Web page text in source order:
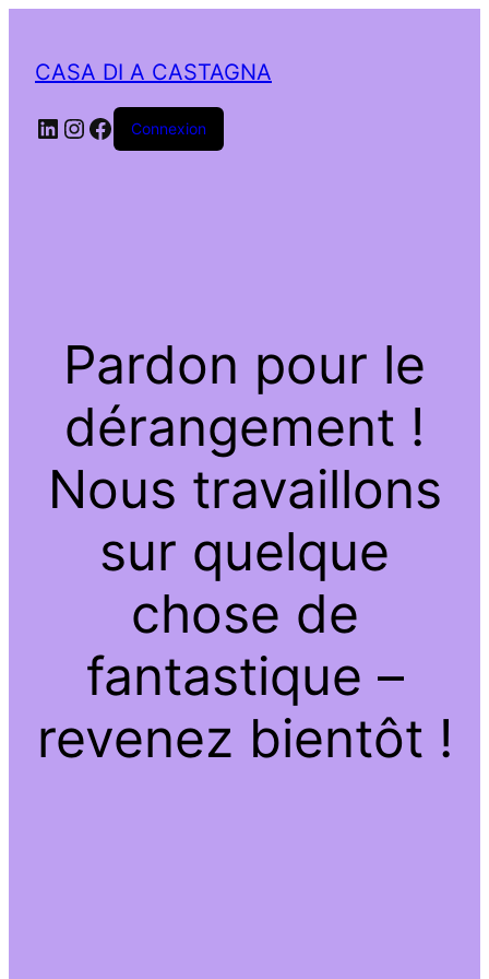
CASA DI A CASTAGNA
LinkedIn
Instagram
Facebook
Connexion
Pardon pour le
dérangement !
Nous travaillons
sur quelque
chose de
fantastique –
revenez bientôt !